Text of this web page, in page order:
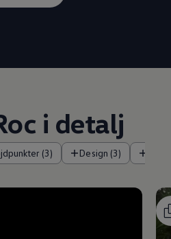
i detalj
(3) Design (3)